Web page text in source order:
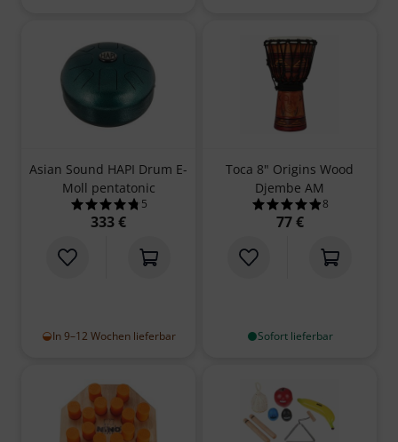
Asian Sound HAPI Drum E-
Moll pentatonic
4.8 von 5 Sternen aus 5 Kundenbewertungen
5
333 €
In 9–12 Wochen lieferbar
Toca 8" Origins Wood
Djembe AM
4.9 von 5
8
77 €
Sofort lieferbar